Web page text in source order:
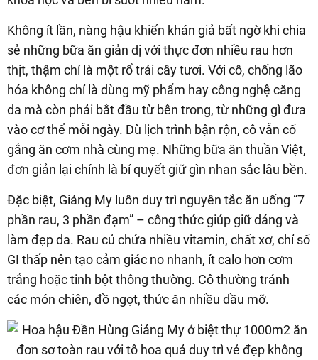
Không ít lần, nàng hậu khiến khán giả bất ngờ khi chia
sẻ những bữa ăn giản dị với thực đơn nhiều rau hơn
thịt, thậm chí là một rổ trái cây tươi. Với cô, chống lão
hóa không chỉ là dùng mỹ phẩm hay công nghệ căng
da mà còn phải bắt đầu từ bên trong, từ những gì đưa
vào cơ thể mỗi ngày. Dù lịch trình bận rộn, cô vẫn cố
gắng ăn cơm nhà cùng mẹ. Những bữa ăn thuần Việt,
đơn giản lại chính là bí quyết giữ gìn nhan sắc lâu bền.
Đặc biệt, Giáng My luôn duy trì nguyên tắc ăn uống “7
phần rau, 3 phần đạm” – công thức giúp giữ dáng và
làm đẹp da. Rau củ chứa nhiều vitamin, chất xơ, chỉ số
GI thấp nên tạo cảm giác no nhanh, ít calo hơn cơm
trắng hoặc tinh bột thông thường. Cô thường tránh
các món chiên, đồ ngọt, thức ăn nhiều dầu mỡ.